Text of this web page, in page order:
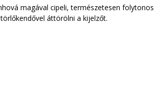
magával cipeli, természetesen folytonos
áttörölni a kijelzőt.